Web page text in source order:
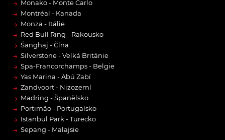
→ Monako - Monte Carlo
→ Montréal - Kanada
→ Monza - Itálie
→ Red Bull Ring - Rakousko
→ Šanghaj - Čína
→ Silverstone - Velká Británie
→ Spa-Francorchamps - Belgie
→ Yas Marina - Abú Zabí
→ Zandvoort - Nizozemí
→ Madring - Španělsko
→ Portimão - Portugalsko
→ Istanbul Park - Turecko
→ Sepang - Malajsie